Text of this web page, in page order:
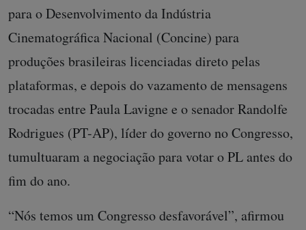
para o Desenvolvimento da Indústria
Cinematográfica Nacional (Concine) para
produções brasileiras licenciadas direto pelas
plataformas, e depois do vazamento de mensagens
trocadas entre Paula Lavigne e o senador Randolfe
Rodrigues (PT-AP), líder do governo no Congresso,
tumultuaram a negociação para votar o PL antes do
fim do ano.
“Nós temos um Congresso desfavorável”, afirmou